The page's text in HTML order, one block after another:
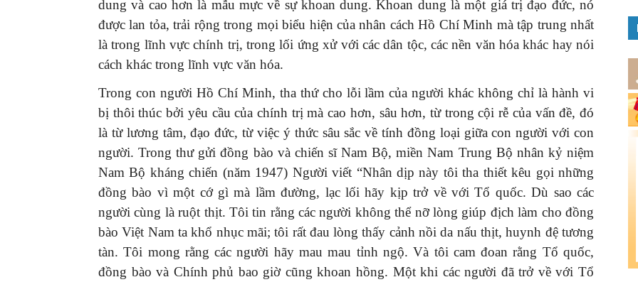
dung và cao hơn là mẫu mực về sự khoan dung. Khoan dung là một giá trị đạo đức, nó
được lan tỏa, trải rộng trong mọi biểu hiện của nhân cách Hồ Chí Minh mà tập trung nhất
là trong lĩnh vực chính trị, trong lối ứng xử với các dân tộc, các nền văn hóa khác hay nói
cách khác trong lĩnh vực văn hóa.
Trong con người Hồ Chí Minh, tha thứ cho lỗi lầm của người khác không chỉ là hành vi
bị thôi thúc bởi yêu cầu của chính trị mà cao hơn, sâu hơn, từ trong cội rễ của vấn đề, đó
là từ lương tâm, đạo đức, từ việc ý thức sâu sắc về tính đồng loại giữa con người với con
người. Trong thư gửi đồng bào và chiến sĩ Nam Bộ, miền Nam Trung Bộ nhân kỷ niệm
Nam Bộ kháng chiến (năm 1947) Người viết “Nhân dịp này tôi tha thiết kêu gọi những
đồng bào vì một cớ gì mà lầm đường, lạc lối hãy kịp trở về với Tổ quốc. Dù sao các
người cùng là ruột thịt. Tôi tin rằng các người không thể nỡ lòng giúp địch làm cho đồng
bào Việt Nam ta khổ nhục mãi; tôi rất đau lòng thấy cảnh nồi da nấu thịt, huynh đệ tương
tàn. Tôi mong rằng các người hãy mau mau tỉnh ngộ. Và tôi cam đoan rằng Tổ quốc,
đồng bào và Chính phủ bao giờ cũng khoan hồng. Một khi các người đã trở về với Tổ